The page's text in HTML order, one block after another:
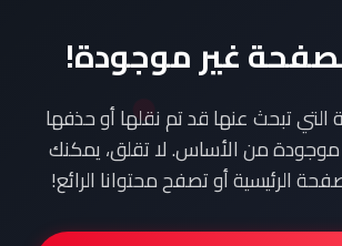
غير موجودة!
التي تبحث عنها قد تم نقلها أو حذفها
موجودة من الأساس. لا تقلق، يمكنك
الرئيسية أو تصفح محتوانا الرائع!